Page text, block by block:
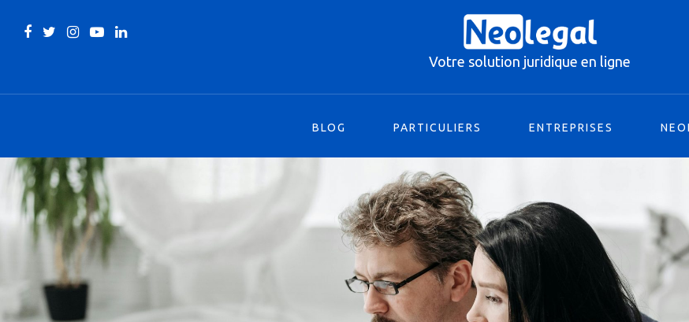
Votre solution juridique en ligne
BLOG PARTICULIERS ENTREPRISES
PARTICULIERS ENTREPRISES